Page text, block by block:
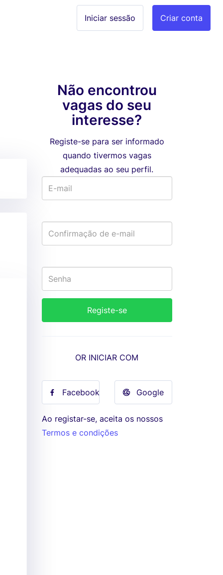
Criar conta
Iniciar sessão
Não encontrou
vagas do seu
interesse?
Registe-se para ser informado
quando tivermos vagas
adequadas ao seu perfil.
OR INICIAR COM
Facebook Google
Ao registar-se, aceita os nossos
Termos e condições